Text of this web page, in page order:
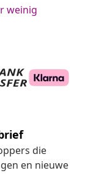
weinig
die
en nieuwe